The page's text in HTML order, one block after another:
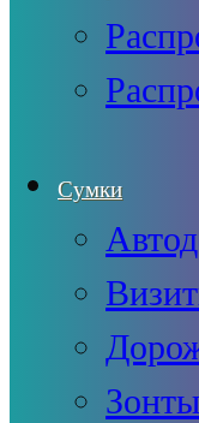
Сумки
Зонты